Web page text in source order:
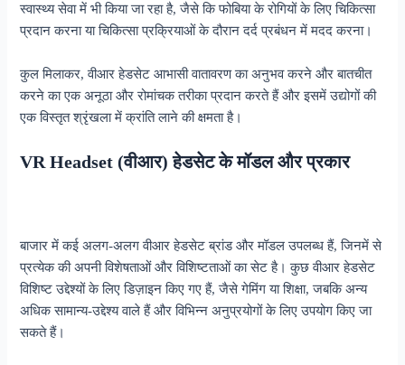
स्वास्थ्य सेवा में भी किया जा रहा है, जैसे कि फोबिया के रोगियों के लिए चिकित्सा
प्रदान करना या चिकित्सा प्रक्रियाओं के दौरान दर्द प्रबंधन में मदद करना।
कुल मिलाकर, वीआर हेडसेट आभासी वातावरण का अनुभव करने और बातचीत
करने का एक अनूठा और रोमांचक तरीका प्रदान करते हैं और इसमें उद्योगों की
एक विस्तृत श्रृंखला में क्रांति लाने की क्षमता है।
VR Headset (वीआर) हेडसेट के मॉडल और प्रकार
बाजार में कई अलग-अलग वीआर हेडसेट ब्रांड और मॉडल उपलब्ध हैं, जिनमें से
प्रत्येक की अपनी विशेषताओं और विशिष्टताओं का सेट है। कुछ वीआर हेडसेट
विशिष्ट उद्देश्यों के लिए डिज़ाइन किए गए हैं, जैसे गेमिंग या शिक्षा, जबकि अन्य
अधिक सामान्य-उद्देश्य वाले हैं और विभिन्न अनुप्रयोगों के लिए उपयोग किए जा
सकते हैं।